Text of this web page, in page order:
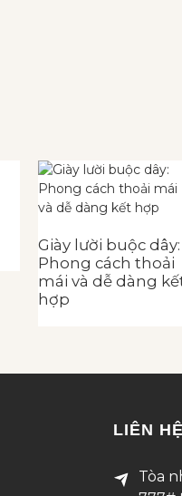
Giày lười buộc dây:
Phong cách thoải
mái và dễ dàng
hợp
LIÊN HỆ
Tòa